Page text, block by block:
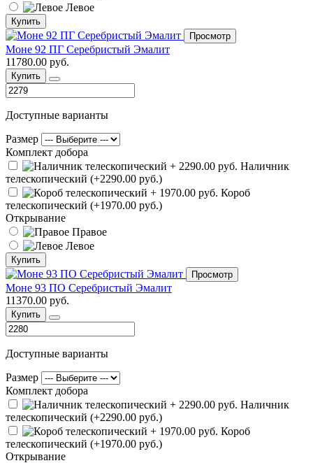
Левое
Купить
Просмотр
Моне 92 ПГ Серебристый Эмалит
11780.00 руб.
Купить
Доступные варианты
Размер
Комплект добора
Наличник
телескопический (+2290.00 руб.)
Короб
телескопический (+1970.00 руб.)
Открывание
Правое
Левое
Купить
Просмотр
Моне 93 ПО Серебристый Эмалит
11370.00 руб.
Купить
Доступные варианты
Размер
Комплект добора
Наличник
телескопический (+2290.00 руб.)
Короб
телескопический (+1970.00 руб.)
Открывание